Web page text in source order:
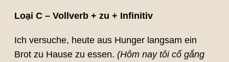
Loại C – Vollverb + zu + Infinitiv
Ich versuche, heute aus Hunger langsam ein
Brot zu Hause zu essen. (Hôm nay tôi cố gắng